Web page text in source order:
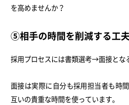
を高めませんか？
⑤相手の時間を削減する工
採用プロセスには書類選考→面接とな
面接は実際に自分も採用担当者も時
互いの貴重な時間を使っています。